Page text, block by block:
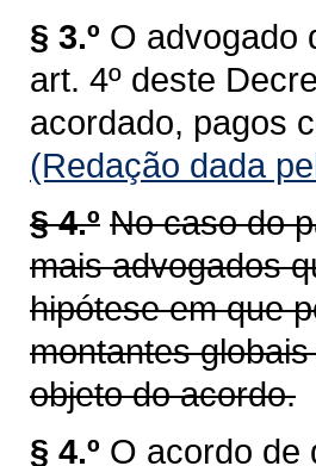
§ 3.º O advogado
art. 4º deste
acordado, pagos
(Redação dada
§ 4.º No caso do
mais advogados
hipótese em que
montantes
objeto do acordo.
§ 4.º O acordo de